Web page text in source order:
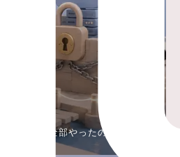
？対策を全部やったのに、乗